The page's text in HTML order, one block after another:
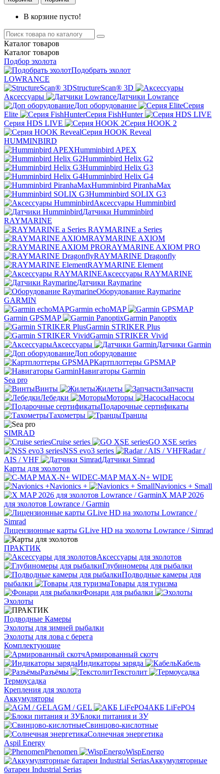
В корзине пусто!
Каталог товаров
Каталог товаров
Подбор эхолота
Подобрать эхолот
LOWRANCE
StructureScan® 3D
Аксессуары
Датчики Lowrance
Доп оборудование
Серия
Elite
Серия FishHunter
Серия HDS LIVE
Серия HOOK 2
Серия HOOK Reveal
HUMMINBIRD
Humminbird APEX
Humminbird Helix G2
Humminbird Helix G3
Humminbird Helix G4
Humminbird PiranhaMax
Humminbird SOLIX G3
Аксессуары Humminbird
Датчики Humminbird
RAYMARINE
RAYMARINE a Series
RAYMARINE AXIOM
RAYMARINE AXIOM PRO
RAYMARINE Dragonfly
RAYMARINE Element
Аксессуары RAYMARINE
Датчики Raymarine
Оборудование Raymarine
GARMIN
Garmin echoMAP
Garmin GPSMAP
Garmin Panoptix
Garmin STRIKER Plus
Garmin STRIKER Vivid
Аксессуары
Датчики Garmin
Доп оборудование
Картплоттеры GPSMAP
Навигаторы Garmin
Sea pro
Винты
Жилеты
Запчасти
Лебедки
Моторы
Насосы
Подарочные сертификаты
Тахометры
Транцы
SIMRAD
Cruise series
GO XSE series
NSS evo3 series
Radar /
AIS / VHF
Датчики Simrad
Карты для эхолотов
C-MAP MAX-N+ WIDE
Navionics +
Navionics + Small
X MAP 2026
для эхолотов Lowrance / Garmin
Лицензионные карты GLive HD на эхолоты Lowrance / Simrad
ПРАКТИК
Аксессуары для эхолотов
Глубиномеры для рыбалки
Подводные камеры для
рыбалки
Товары для туризма
Фонари для рыбалки
Эхолоты
Подводные Камеры
Эхолоты для зимней рыбалки
Эхолоты для лова с берега
Комплектующие
Армированный скотч
Индикаторы заряда
Кабель
Разъёмы
Текстолит
Термоусадка
Крепления для эхолота
Аккумуляторы
AGM / GEL
АКБ LiFePO4
Блоки питания и ЗУ
Свинцово-кислотные
Солнечная энергетика
Aspil Energy
Phenomen
WispEnergo
Аккумуляторные
батареи Industrial Serias